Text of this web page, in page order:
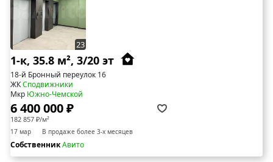
23
1-к, 35.8 м², 3/20 эт
18-й Бронный переулок 16
ЖКСподвижники
Мкр Южно-Чемской
6 400 000 ₽
182 857 ₽/м²
17 мар В продаже более 3-х месяцев
СобственникАвито